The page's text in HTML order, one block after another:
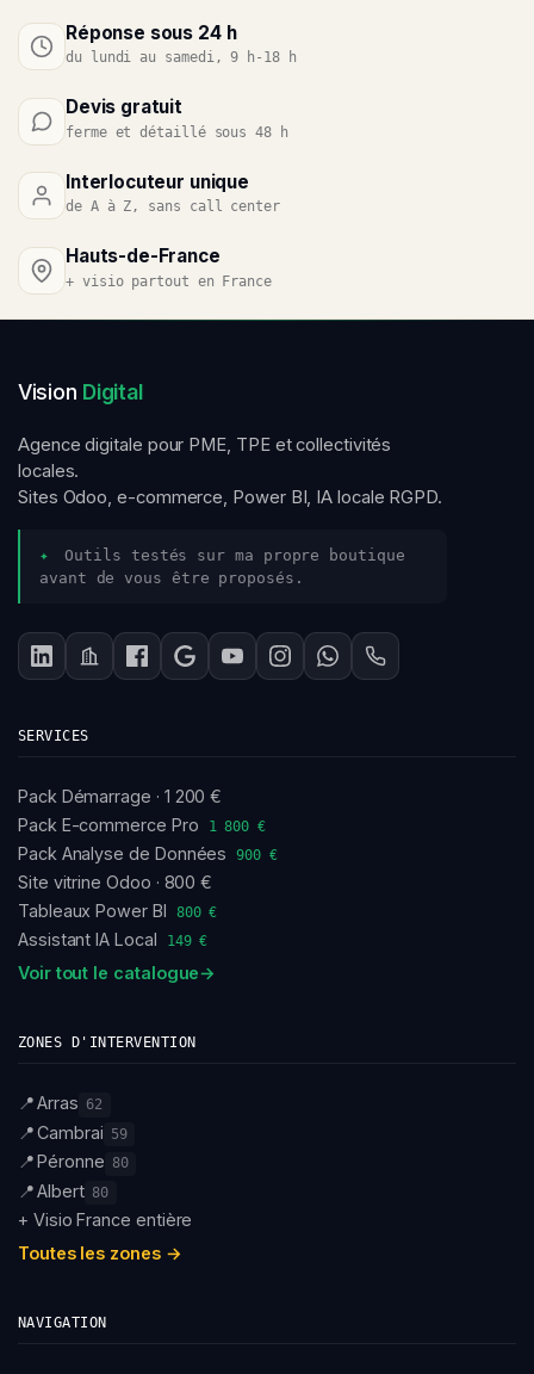
Réponse sous 24 h
du lundi au samedi, 9 h-18 h
Devis gratuit
ferme et détaillé sous 48 h
Interlocuteur unique
de A à Z, sans call center
Hauts-de-France
+ visio partout en France
Vision Digital
Agence digitale pour PME, TPE et collectivités
locales.
Sites Odoo, e-commerce, Power BI, IA locale RGPD.
✦
Outils testés sur ma propre boutique
avant de vous être proposés.
SERVICES
Pack Démarrage · 1 200 €
Pack E-commerce Pro
1 800 €
Pack Analyse de Données 900 €
Site vitrine Odoo · 800 €
Tableaux Power BI 800 €
Assistant IA Local 149 €
Voir tout le catalogue→
ZONES D'INTERVENTION
📍Arras 62
📍Cambrai 59
📍Péronne 80
📍Albert 80
+ Visio France entière
Toutes les zones →
NAVIGATION